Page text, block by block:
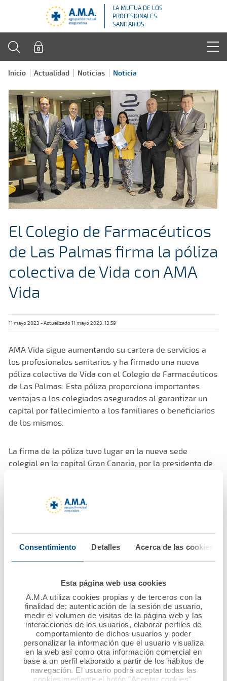
Consentimiento Detalles Acerca de las cookies
Esta página web usa cookies
A.M.A utiliza cookies propias y de terceros con la
finalidad de: autenticación de la sesión de usuario,
medir el volumen de visitas de la página web y las
interacciones de los usuarios, elaborar perfiles de
comportamiento de dichos usuarios y poder
personalizar la información que el usuario visualiza
en la web así como otra información comercial en
base a un perfil elaborado a partir de los hábitos de
navegación. El usuario podrá aceptar todas las
cookies mediante el botón "Aceptar cookies".
LA MUTUA DE LOS
PROFESIONALES
SANITARIOS
Inicio Actualidad Noticias Noticia
El Colegio de Farmacéuticos
de Las Palmas firma la póliza
colectiva de Vida con AMA
Vida
11 mayo 2023 - Actualizado 11 mayo 2023, 13:59
AMA Vida sigue aumentando su cartera de servicios a
los profesionales sanitarios y ha firmado una nueva
póliza colectiva de Vida con el Colegio de Farmacéuticos
de Las Palmas. Esta póliza proporciona importantes
ventajas a los colegiados asegurados al garantizar un
capital por fallecimiento a los familiares o beneficiarios
de los mismos.
La firma de la póliza tuvo lugar en la nueva sede
colegial en la capital Gran Canaria, por la presidenta de
presidente de A.M.A. Grupo y AMA Vida.
Francisco Torres. Por parte de A.M.A. también asistieron
el director territorial de Canarias, Pedro G. Calderín, y
en Las Palmas.
Con la contratación de esta nueva póliza, el Dr. Diego
Murillo continúa impulsando la contratación de pólizas
colectivas de Vida en los colegios profesionales
sanitarios, que no han parado de crecer desde el inicio
de su actividad.